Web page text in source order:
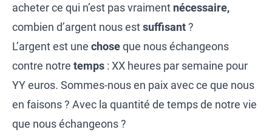
acheter ce qui n’est pas vraiment nécessaire,
combien d’argent nous estsuffisant?
L’argent est une choseque nous échangeons
contre notre temps : XX heures par semaine pour
YY euros. Sommes-nous en paix avec ce que nous
en faisons ? Avec la quantité de temps de notre vie
que nous échangeons ?